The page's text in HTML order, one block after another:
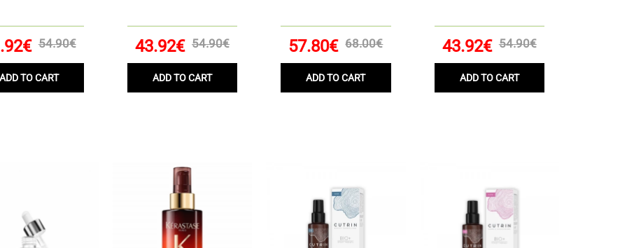
54.90€
TO CART
43.92€ 54.90€
ADD TO CART
57.80€ 68.00€
ADD TO CART
43.92€ 54.90€
ADD TO CART